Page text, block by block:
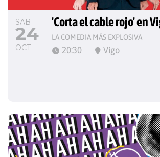
SAB
24
OCT
'Corta el cable rojo' en
LA COMEDIA MÁS EXPLOSIVA
20:30 Vigo